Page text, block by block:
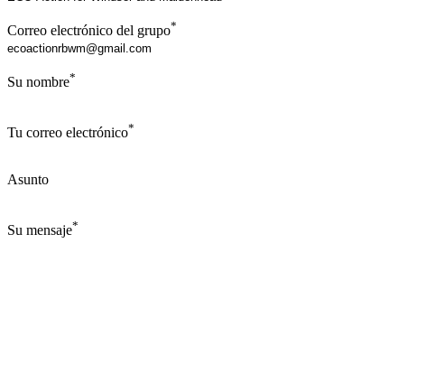
Correo electrónico del grupo*
Su nombre*
Tu correo electrónico*
Asunto
Su mensaje*